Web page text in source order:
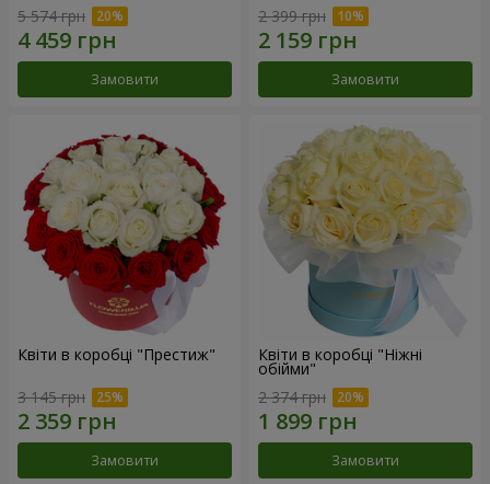
5 574 грн
Замовити
2 399 грн
Замовити
Квіти в коробці "Престиж"
3 145 грн
Замовити
Квіти в коробці "Ніжні
обійми"
2 374 грн
Замовити